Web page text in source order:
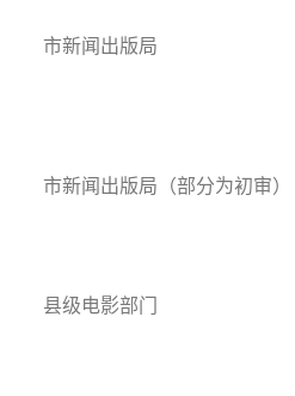
市新闻出版局
市新闻出版局（部分为初审）
县级电影部门